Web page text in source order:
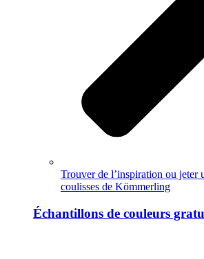
Trouver de l’inspiration ou jeter
coulisses de Kömmerling
Échantillons de couleurs